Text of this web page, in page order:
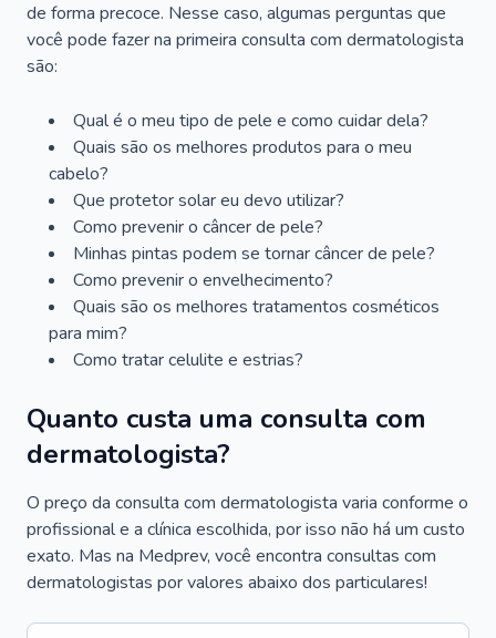
de forma precoce. Nesse caso, algumas perguntas que
você pode fazer na primeira consulta com dermatologista
são:
Qual é o meu tipo de pele e como cuidar dela?
Quais são os melhores produtos para o meu
cabelo?
Que protetor solar eu devo utilizar?
Como prevenir o câncer de pele?
Minhas pintas podem se tornar câncer de pele?
Como prevenir o envelhecimento?
Quais são os melhores tratamentos cosméticos
para mim?
Como tratar celulite e estrias?
Quanto custa uma consulta com
dermatologista?
O preço da consulta com dermatologista varia conforme o
profissional e a clínica escolhida, por isso não há um custo
exato. Mas na Medprev, você encontra consultas com
dermatologistas por valores abaixo dos particulares!